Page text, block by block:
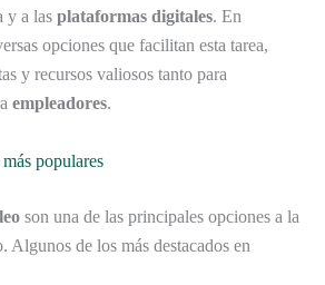
y a las plataformas digitales. En
opciones que facilitan esta tarea,
y recursos valiosos tanto para
empleadores.
populares
son una de las principales opciones a la
Algunos de los más destacados en